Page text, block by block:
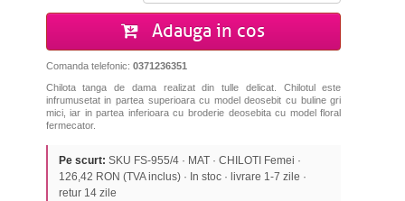
Adauga in cos
Comanda telefonic: 0371236351
Chilota tanga de dama realizat din tulle delicat. Chilotul este
infrumusetat in partea superioara cu model deosebit cu buline gri
mici, iar in partea inferioara cu broderie deosebita cu model floral
fermecator.
Pe scurt: SKU FS-955/4 · MAT · CHILOTI Femei ·
126,42 RON (TVA inclus) · In stoc · livrare 1-7 zile ·
retur 14 zile